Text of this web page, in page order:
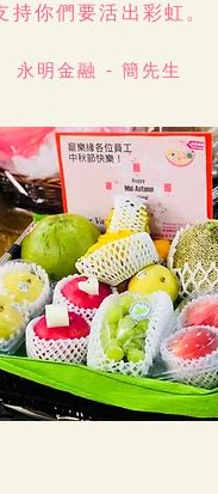
持你們要活出彩虹。
永明金融 - 簡先生